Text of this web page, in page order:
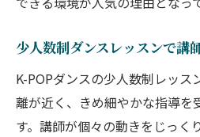
少人数制ダンスレッスンで講
K-POPダンスの少人数制レッス
離が近く、きめ細やかな指導を
す。講師が個々の動きをじっく